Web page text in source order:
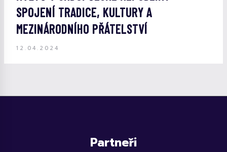
SPOJENÍ TRADICE, KULTURY A
MEZINÁRODNÍHO PŘÁTELSTVÍ
12.04.2024
Partneři